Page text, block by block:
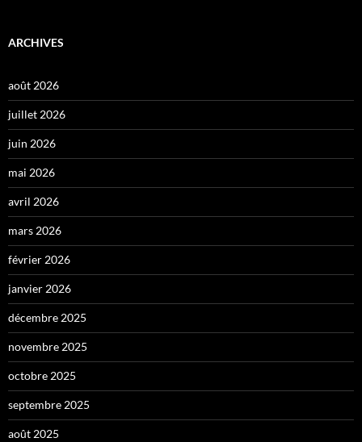
ARCHIVES
août 2026
juillet 2026
juin 2026
mai 2026
avril 2026
mars 2026
février 2026
janvier 2026
décembre 2025
novembre 2025
octobre 2025
septembre 2025
août 2025